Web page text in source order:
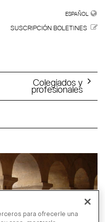
ESPAÑOL
SUSCRIPCIÓN BOLETINES
Colegiados y
profesionales
para ofrecerle una